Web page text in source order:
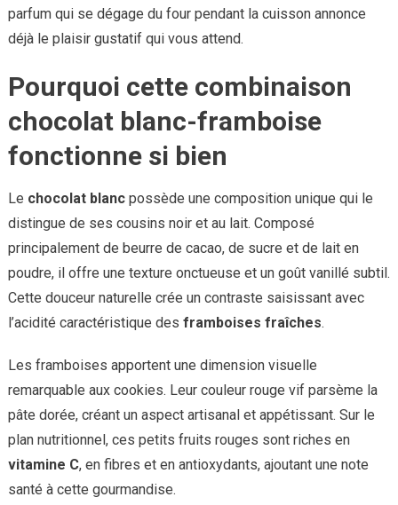
parfum qui se dégage du four pendant la cuisson annonce
déjà le plaisir gustatif qui vous attend.
Pourquoi cette combinaison
chocolat blanc-framboise
fonctionne si bien
Le chocolat blancpossède une composition unique qui le
distingue de ses cousins noir et au lait. Composé
principalement de beurre de cacao, de sucre et de lait en
poudre, il offre une texture onctueuse et un goût vanillé subtil.
Cette douceur naturelle crée un contraste saisissant avec
l’acidité caractéristique des framboises fraîches.
Les framboises apportent une dimension visuelle
remarquable aux cookies. Leur couleur rouge vif parsème la
pâte dorée, créant un aspect artisanal et appétissant. Sur le
plan nutritionnel, ces petits fruits rouges sont riches en
vitamine C, en fibres et en antioxydants, ajoutant une note
santé à cette gourmandise.